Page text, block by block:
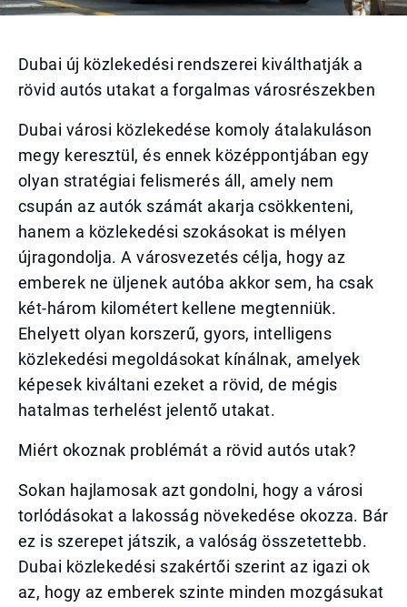
Dubai új közlekedési rendszerei kiválthatják a
rövid autós utakat a forgalmas városrészekben
Dubai városi közlekedése komoly átalakuláson
megy keresztül, és ennek középpontjában egy
olyan stratégiai felismerés áll, amely nem
csupán az autók számát akarja csökkenteni,
hanem a közlekedési szokásokat is mélyen
újragondolja. A városvezetés célja, hogy az
emberek ne üljenek autóba akkor sem, ha csak
két-három kilométert kellene megtenniük.
Ehelyett olyan korszerű, gyors, intelligens
közlekedési megoldásokat kínálnak, amelyek
képesek kiváltani ezeket a rövid, de mégis
hatalmas terhelést jelentő utakat.
Miért okoznak problémát a rövid autós utak?
Sokan hajlamosak azt gondolni, hogy a városi
torlódásokat a lakosság növekedése okozza. Bár
ez is szerepet játszik, a valóság összetettebb.
Dubai közlekedési szakértői szerint az igazi ok
az, hogy az emberek szinte minden mozgásukat